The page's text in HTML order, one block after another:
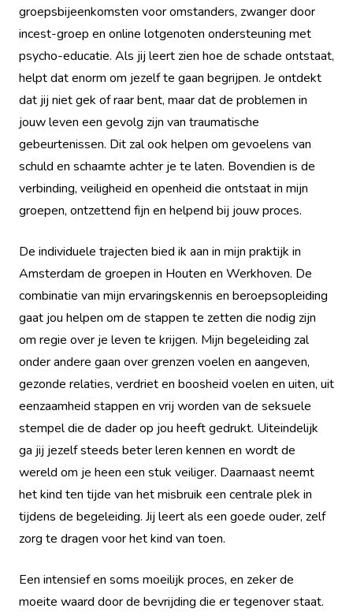
groepsbijeenkomsten voor omstanders, zwanger door
incest-groep en online lotgenoten ondersteuning met
psycho-educatie. Als jij leert zien hoe de schade ontstaat,
helpt dat enorm om jezelf te gaan begrijpen. Je ontdekt
dat jij niet gek of raar bent, maar dat de problemen in
jouw leven een gevolg zijn van traumatische
gebeurtenissen. Dit zal ook helpen om gevoelens van
schuld en schaamte achter je te laten. Bovendien is de
verbinding, veiligheid en openheid die ontstaat in mijn
groepen, ontzettend fijn en helpend bij jouw proces.
De individuele trajecten bied ik aan in mijn praktijk in
Amsterdam de groepen in Houten en Werkhoven. De
combinatie van mijn ervaringskennis en beroepsopleiding
gaat jou helpen om de stappen te zetten die nodig zijn
om regie over je leven te krijgen. Mijn begeleiding zal
onder andere gaan over grenzen voelen en aangeven,
gezonde relaties, verdriet en boosheid voelen en uiten, uit
eenzaamheid stappen en vrij worden van de seksuele
stempel die de dader op jou heeft gedrukt. Uiteindelijk
ga jij jezelf steeds beter leren kennen en wordt de
wereld om je heen een stuk veiliger. Daarnaast neemt
het kind ten tijde van het misbruik een centrale plek in
tijdens de begeleiding. Jij leert als een goede ouder, zelf
zorg te dragen voor het kind van toen.
Een intensief en soms moeilijk proces, en zeker de
moeite waard door de bevrijding die er tegenover staat.